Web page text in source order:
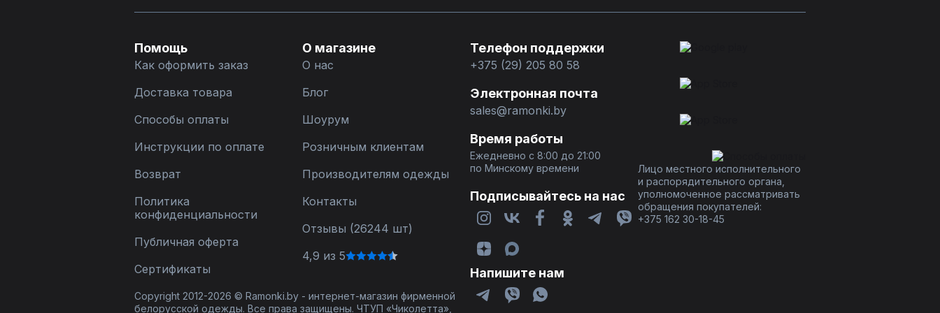
Помощь
Как оформить заказ
Доставка товара
Способы оплаты
Инструкции по оплате
Возврат
Политика
конфиденциальности
Публичная оферта
Сертификаты
О магазине
О нас
Блог
Шоурум
Розничным клиентам
Производителям одежды
Контакты
Отзывы (26244 шт)
4,9 из 5
Телефон поддержки
+375 (29) 205 80 58
Электронная почта
sales@ramonki.by
Время работы
Ежедневно с 8:00 до 21:00
по Минскому времени
Подписывайтесь на нас
Напишите нам
Лицо местного исполнительного
и распорядительного органа,
уполномоченное рассматривать
обращения покупателей:
+375 162 30-18-45
Copyright 2012-2026 © Ramonki.by - интернет-магазин фирменной
белорусской одежды. Все права защищены. ЧТУП «Чиколетта»,